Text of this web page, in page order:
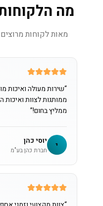
מה
מאות לקוחות
“שירות מעולה ואיכות
ממותגות לצוות
ממליץ בחום!”
י יוסי כהן
חברת כהן בע"מ